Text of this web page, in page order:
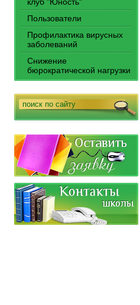
Пользователи
Профилактика вирусных
заболеваний
Снижение
бюрократической нагрузки